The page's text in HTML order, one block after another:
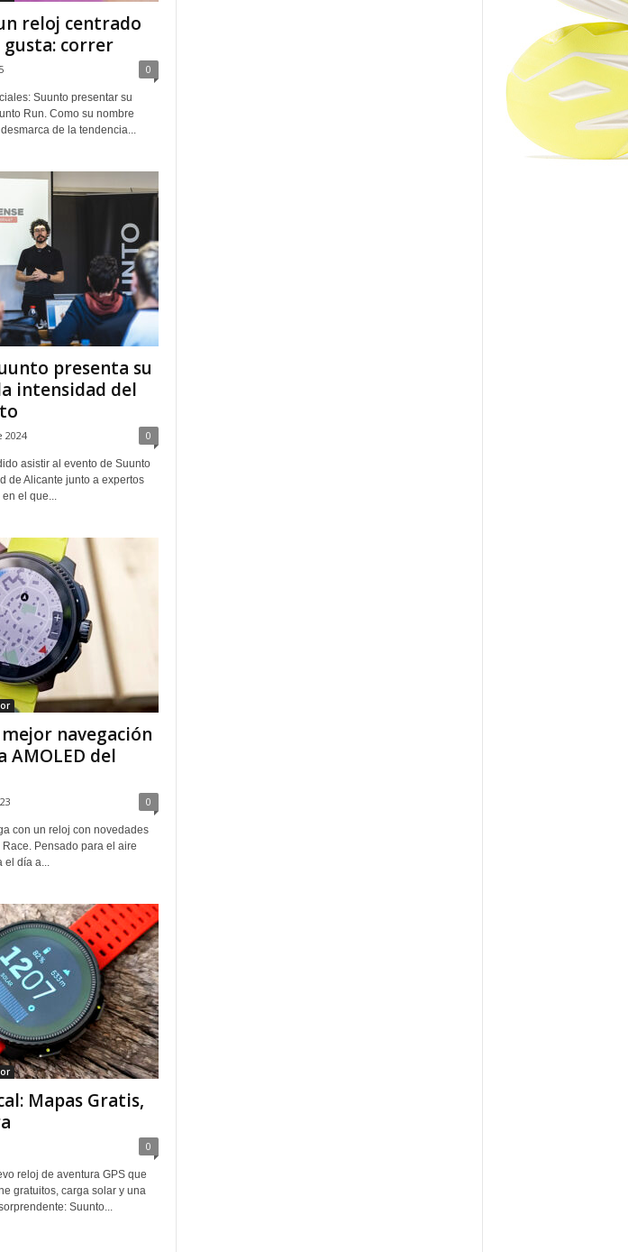
reloj centrado
gusta: correr
0
Suunto presentar su
Run. Como su nombre
de la tendencia...
presenta su
intensidad del
2024 0
asistir al evento de Suunto
de Alicante junto a expertos
el que...
navegación
AMOLED del
0
con un reloj con novedades
Pensado para el aire
el día a...
Mapas Gratis,
0
reloj de aventura GPS que
gratuitos, carga solar y una
Suunto...